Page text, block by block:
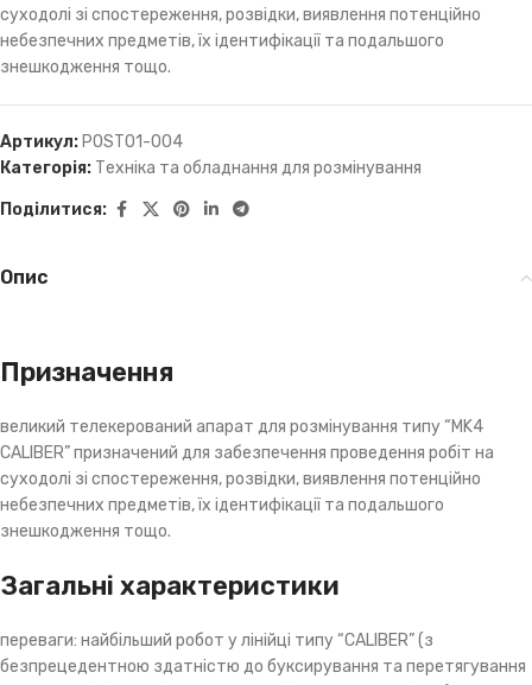
суходолі зі спостереження, розвідки, виявлення потенційно
небезпечних предметів, їх ідентифікації та подальшого
знешкодження тощо.
Артикул: POST01-004
Категорія: Техніка та обладнання для розмінування
Поділитися:
Опис
Призначення
великий телекерований апарат для розмінування типу “MK4
CALIBER” призначений для забезпечення проведення робіт на
суходолі зі спостереження, розвідки, виявлення потенційно
небезпечних предметів, їх ідентифікації та подальшого
знешкодження тощо.
Загальні характеристики
переваги: найбільший робот у лінійці типу “CALIBER” (з
безпрецедентною здатністю до буксирування та перетягування